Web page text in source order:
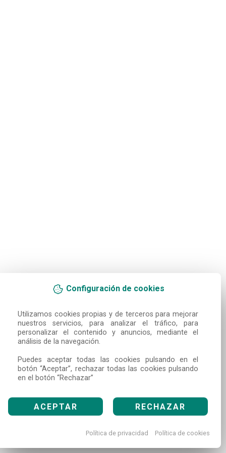
Configuración de cookies
Utilizamos cookies propias y de terceros para mejorar
nuestros servicios, para analizar el tráfico, para
personalizar el contenido y anuncios, mediante el
análisis de la navegación.
Puedes aceptar todas las cookies pulsando en el
botón “Aceptar”, rechazar todas las cookies pulsando
en el botón “Rechazar”
ACEPTAR RECHAZAR
Política de privacidad Política de cookies